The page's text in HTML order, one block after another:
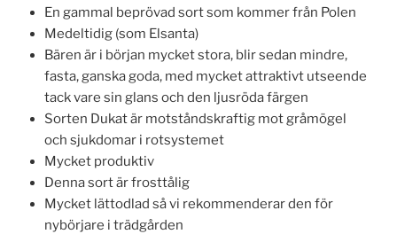
En gammal beprövad sort som kommer från Polen
Medeltidig (som Elsanta)
Bären är i början mycket stora, blir sedan mindre,
fasta, ganska goda, med mycket attraktivt utseende
tack vare sin glans och den ljusröda färgen
Sorten Dukat är motståndskraftig mot gråmögel
och sjukdomar i rotsystemet
Mycket produktiv
Denna sort är frosttålig
Mycket lättodlad så vi rekommenderar den för
nybörjare i trädgården